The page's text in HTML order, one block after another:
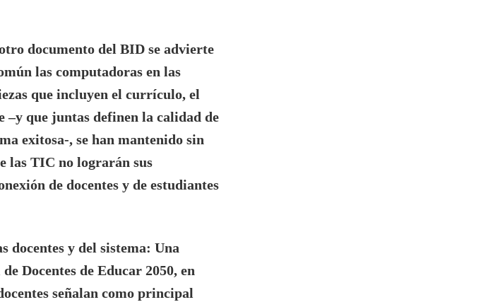
documento del BID se advierte
las computadoras en las
que incluyen el currículo, el
que juntas definen la calidad de
exitosa-, se han mantenido sin
las TIC no lograrán sus
de docentes y de estudiantes
docentes y del sistema: Una
Docentes de Educar 2050, en
señalan como principal